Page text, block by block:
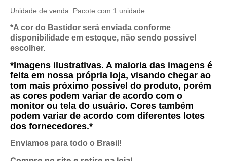
Unidade de venda: Pacote com 1 unidade
*A cor do Bastidor será enviada conforme
disponibilidade em estoque, não sendo possivel
escolher.
*Imagens ilustrativas. A maioria das imagens é
feita em nossa própria loja, visando chegar ao
tom mais próximo possível do produto, porém
as cores podem variar de acordo com o
monitor ou tela do usuário. Cores também
podem variar de acordo com diferentes lotes
dos fornecedores.*
Enviamos para todo o Brasil!